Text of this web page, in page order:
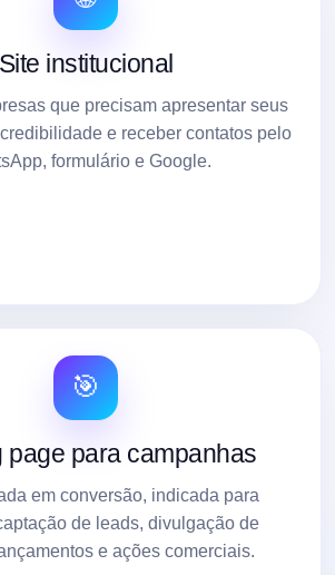
Site institucional
que precisam apresentar seus
e receber contatos pelo
formulário e Google.
🎯
page para campanhas
em conversão, indicada para
de leads, divulgação de
e ações comerciais.